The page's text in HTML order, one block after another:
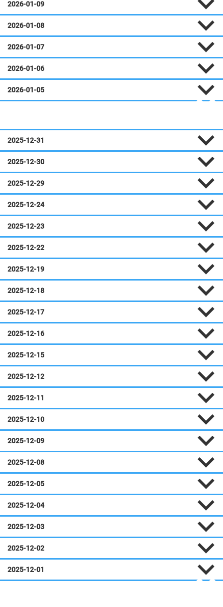
2026-01-09
2026-01-08
2026-01-07
2026-01-06
2026-01-05
2025-12-31
2025-12-30
2025-12-29
2025-12-24
2025-12-23
2025-12-22
2025-12-19
2025-12-18
2025-12-17
2025-12-16
2025-12-15
2025-12-12
2025-12-11
2025-12-10
2025-12-09
2025-12-08
2025-12-05
2025-12-04
2025-12-03
2025-12-02
2025-12-01